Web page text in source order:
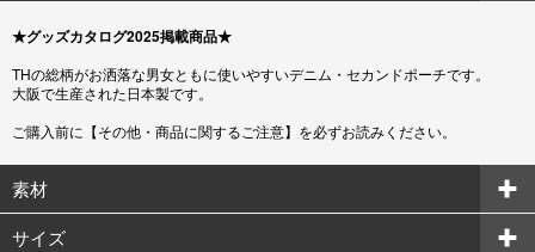
★グッズカタログ2025掲載商品★
THの総柄がお洒落な男女ともに使いやすいデニム・セカンドポーチです。
大阪で生産された日本製です。
ご購入前に【その他・商品に関するご注意】を必ずお読みください。
素材
サイズ